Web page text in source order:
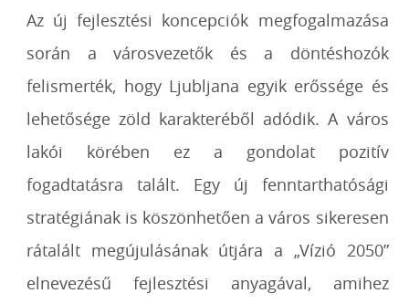
Az új fejlesztési koncepciók megfogalmazása
során a városvezetők és a döntéshozók
felismerték, hogy Ljubljana egyik erőssége és
lehetősége zöld karakteréből adódik. A város
lakói körében ez a gondolat pozitív
fogadtatásra talált. Egy új fenntarthatósági
stratégiának is köszönhetően a város sikeresen
rátalált megújulásának útjára a „Vízió 2050”
elnevezésű fejlesztési anyagával, amihez